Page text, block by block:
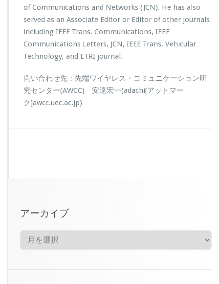
of Communications and Networks (JCN). He has also
served as an Associate Editor or Editor of other journals
including IEEE Trans. Communications, IEEE
Communications Letters, JCN, IEEE Trans. Vehicular
Technology, and ETRI journal.
問い合わせ先：先端ワイヤレス・コミュニケーション研
究センター(AWCC) 安達宏一(adachi[アットマー
ク]awcc.uec.ac.jp)
アーカイブ
ー